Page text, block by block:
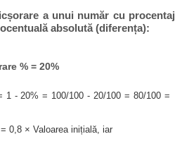
a unui număr cu procentaj
absolută (diferența):
% = 20%
1 - 20% = 100/100 - 20/100 = 80/100 =
= 0,8 × Valoarea inițială, iar